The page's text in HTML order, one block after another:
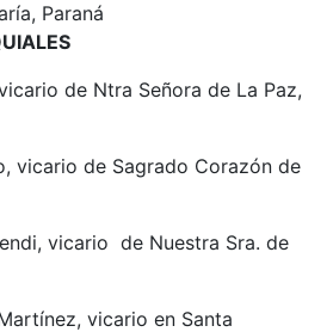
Paraná
de Ntra Señora de La Paz,
vicario de Sagrado Corazón de
vicario de Nuestra Sra. de
vicario en Santa